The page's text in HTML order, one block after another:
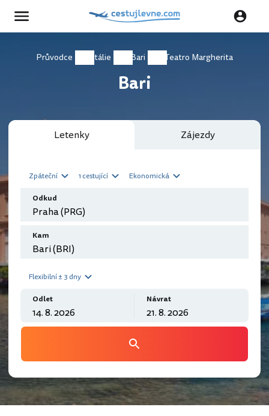
Průvodce Itálie Bari Teatro Margherita
Bari
Letenky Zájezdy
Zpáteční 1 cestující Ekonomická
Odkud
Kam
Flexibilní ± 3 dny
Odlet Návrat